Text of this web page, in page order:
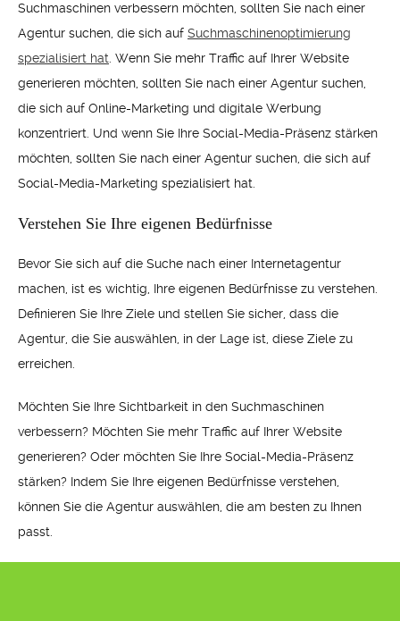
Suchmaschinen verbessern möchten, sollten Sie nach einer
Agentur suchen, die sich auf Suchmaschinenoptimierung
spezialisiert hat. Wenn Sie mehr Traffic auf Ihrer Website
generieren möchten, sollten Sie nach einer Agentur suchen,
die sich auf Online-Marketing und digitale Werbung
konzentriert. Und wenn Sie Ihre Social-Media-Präsenz stärken
möchten, sollten Sie nach einer Agentur suchen, die sich auf
Social-Media-Marketing spezialisiert hat.
Verstehen Sie Ihre eigenen Bedürfnisse
Bevor Sie sich auf die Suche nach einer Internetagentur
machen, ist es wichtig, Ihre eigenen Bedürfnisse zu verstehen.
Definieren Sie Ihre Ziele und stellen Sie sicher, dass die
Agentur, die Sie auswählen, in der Lage ist, diese Ziele zu
erreichen.
Möchten Sie Ihre Sichtbarkeit in den Suchmaschinen
verbessern? Möchten Sie mehr Traffic auf Ihrer Website
generieren? Oder möchten Sie Ihre Social-Media-Präsenz
stärken? Indem Sie Ihre eigenen Bedürfnisse verstehen,
können Sie die Agentur auswählen, die am besten zu Ihnen
passt.